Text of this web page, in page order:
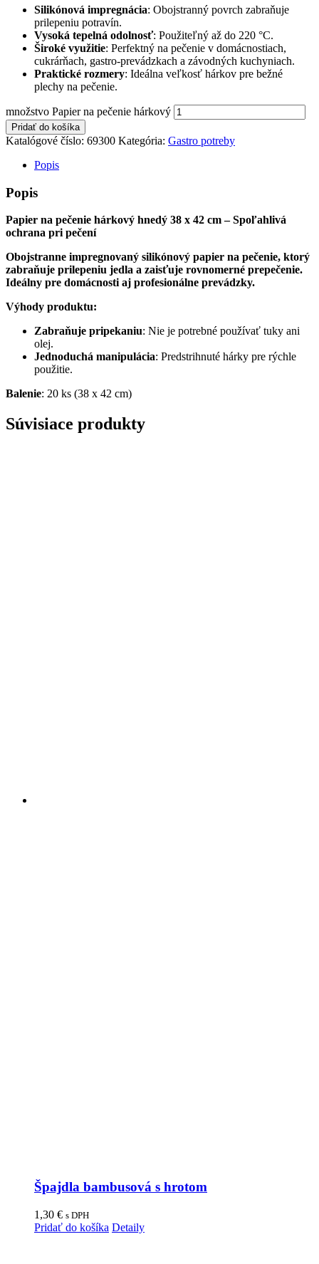
Silikónová impregnácia: Obojstranný povrch zabraňuje
prilepeniu potravín.
Vysoká tepelná odolnosť: Použiteľný až do 220 °C.
Široké využitie: Perfektný na pečenie v domácnostiach,
cukrárňach, gastro-prevádzkach a závodných kuchyniach.
Praktické rozmery: Ideálna veľkosť hárkov pre bežné
plechy na pečenie.
množstvo Papier na pečenie hárkový
Pridať do košíka
Katalógové číslo: 69300 Kategória: Gastro potreby
Popis
Popis
Papier na pečenie hárkový hnedý 38 x 42 cm – Spoľahlivá
ochrana pri pečení
Obojstranne impregnovaný silikónový papier na pečenie, ktorý
zabraňuje prilepeniu jedla a zaisťuje rovnomerné prepečenie.
Ideálny pre domácnosti aj profesionálne prevádzky.
Výhody produktu:
Zabraňuje pripekaniu: Nie je potrebné používať tuky ani
olej.
Jednoduchá manipulácia: Predstrihnuté hárky pre rýchle
použitie.
Balenie: 20 ks (38 x 42 cm)
Súvisiace produkty
Špajdla bambusová s hrotom
1,30 € s DPH
Pridať do košíka Detaily